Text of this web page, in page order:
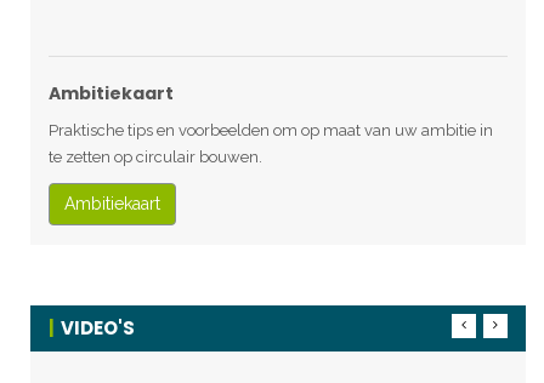
Ambitiekaart
Praktische tips en voorbeelden om op maat van uw ambitie in
te zetten op circulair bouwen.
Ambitiekaart
VIDEO'S